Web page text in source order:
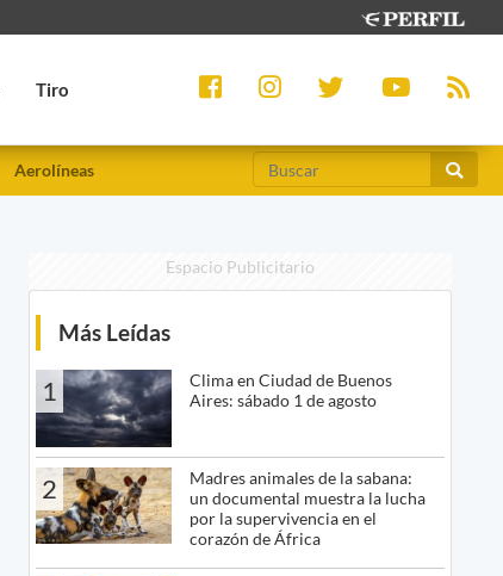
Tiro
Aerolíneas
Espacio Publicitario
Más Leídas
1
Clima en Ciudad de Buenos
Aires: sábado 1 de agosto
2
Madres animales de la sabana:
un documental muestra la lucha
por la supervivencia en el
corazón de África